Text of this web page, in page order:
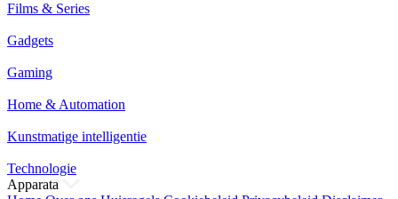
Films & Series
Gadgets
Gaming
Home & Automation
Kunstmatige intelligentie
Technologie
Apparata